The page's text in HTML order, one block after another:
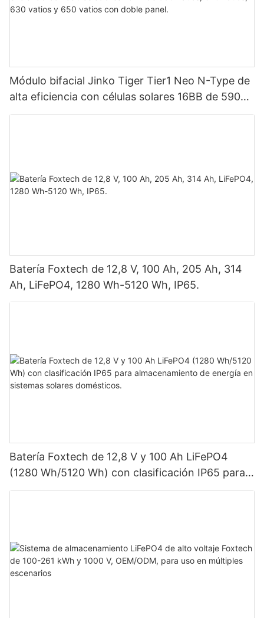
Módulo bifacial Jinko Tiger Tier1 Neo N-Type de
alta eficiencia con células solares 16BB de 590
vatios, 620 vatios, 630 vatios y 650 vatios con
Batería Foxtech de 12,8 V, 100 Ah, 205 Ah, 314
Ah, LiFePO4, 1280 Wh-5120 Wh, IP65.
Batería Foxtech de 12,8 V y 100 Ah LiFePO4
(1280 Wh/5120 Wh) con clasificación IP65 para
almacenamiento de energía en sistemas solares